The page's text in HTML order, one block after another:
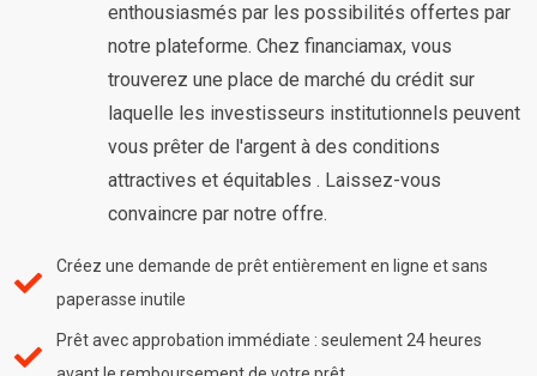
enthousiasmés par les possibilités offertes par
notre plateforme. Chez financiamax, vous
trouverez une place de marché du crédit sur
laquelle les investisseurs institutionnels peuvent
vous prêter de l'argent à des conditions
attractives et équitables . Laissez-vous
convaincre par notre offre.
Créez une demande de prêt entièrement en ligne et sans
paperasse inutile
Prêt avec approbation immédiate : seulement 24 heures